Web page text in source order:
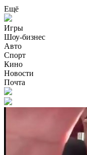
Ещё
Игры
Шоу-бизнес
Авто
Спорт
Кино
Новости
Почта